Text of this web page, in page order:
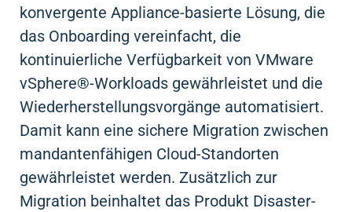
konvergente Appliance-basierte Lösung, die
das Onboarding vereinfacht, die
kontinuierliche Verfügbarkeit von VMware
vSphere®-Workloads gewährleistet und die
Wiederherstellungsvorgänge automatisiert.
Damit kann eine sichere Migration zwischen
mandantenfähigen Cloud-Standorten
gewährleistet werden. Zusätzlich zur
Migration beinhaltet das Produkt Disaster-